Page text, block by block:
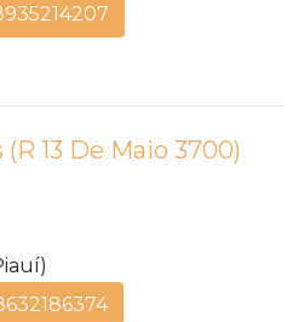
13 De Maio 3700)